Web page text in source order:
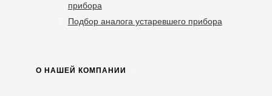
прибора
Подбор аналога устаревшего прибора
О НАШЕЙ КОМПАНИИ